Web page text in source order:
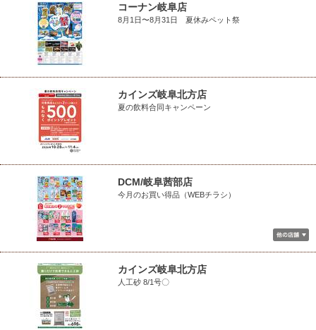
コーナン岐阜店
8月1日〜8月31日 夏休みペット祭
カインズ岐阜北方店
夏の飲料合同キャンペーン
DCM/岐阜茜部店
今月のお買い得品（WEBチラシ）
カインズ岐阜北方店
人工砂 8/1号〇